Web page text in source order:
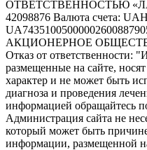
ОТВЕТСТВЕННОСТЬЮ
42098876 Валюта счета:
АКЦИОНЕРНОЕ
Отказ от ответственности:
размещенные на сайте,
характер и не может быть
диагноза и проведения
информацией обращайтесь
Администрация сайта не
который может быть
информации, размещенной